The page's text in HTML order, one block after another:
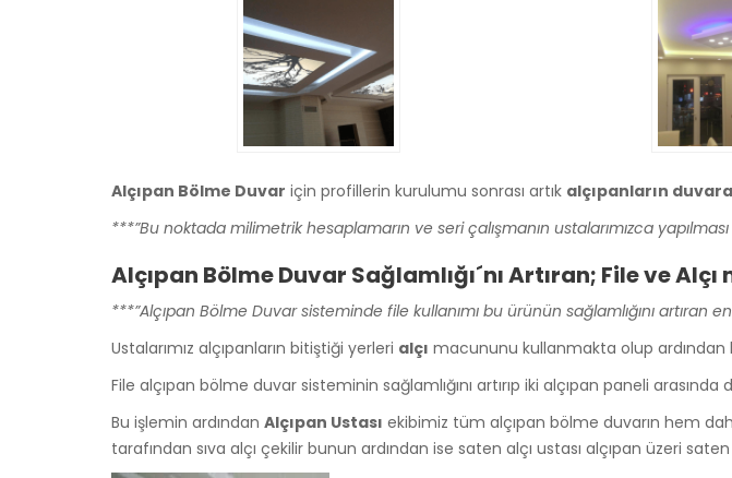
Alçıpan Bölme Duvar için profillerin kurulumu sonrası artık alçıpanların
***”Bu noktada milimetrik hesaplamarın ve seri çalışmanın ustalarımızca
Alçıpan Bölme Duvar Sağlamlığı´nı Artıran; File ve
***”Alçıpan Bölme Duvar sisteminde file kullanımı bu ürünün sağlamlığını artıran
Ustalarımız alçıpanların bitiştiği yerleri alçı macununu kullanmakta olup ardından
File alçıpan bölme duvar sisteminin sağlamlığını artırıp iki alçıpan paneli
Bu işlemin ardından Alçıpan Ustası ekibimiz tüm alçıpan bölme duvarın hem
tarafından sıva alçı çekilir bunun ardından ise saten alçı ustası alçıpan üzeri